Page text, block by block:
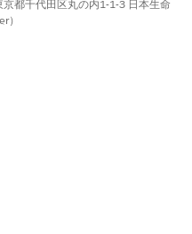
都千代田区丸の内1-1-3 日本生命
）